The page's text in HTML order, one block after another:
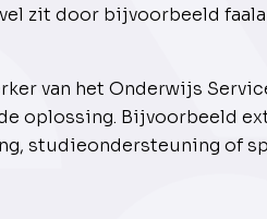
zit door bijvoorbeeld
van het Onderwijs
oplossing. Bijvoorbeeld
studieondersteuning of